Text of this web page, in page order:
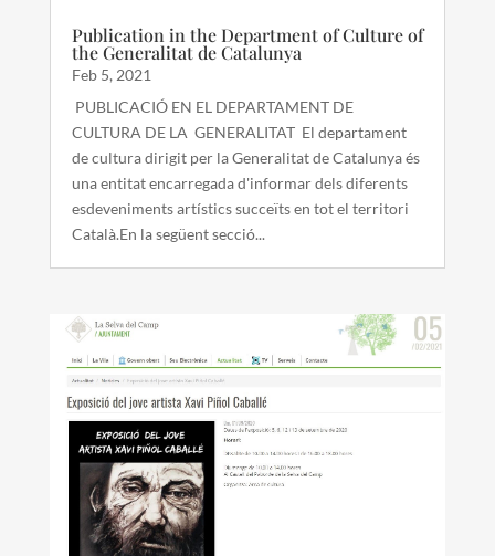
Publication in the Department of Culture of
the Generalitat de Catalunya
Feb 5, 2021
PUBLICACIÓ EN EL DEPARTAMENT DE
CULTURA DE LA GENERALITAT El departament
de cultura dirigit per la Generalitat de Catalunya és
una entitat encarregada d'informar dels diferents
esdeveniments artístics succeïts en tot el territori
Català.En la següent secció...